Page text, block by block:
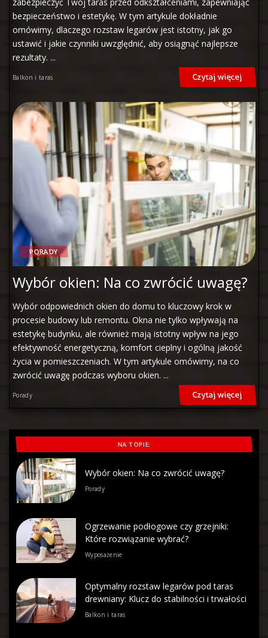
bezpieczeństwo i estetykę. W tym artykule dokładnie
omówimy, dlaczego rozstaw legarów jest istotny, jak go
ustawić i jakie czynniki uwzględnić, aby osiągnąć najlepsze
rezultaty. ...
Balkon i taras Czytaj więcej
PORADY
Wybór okien: Na co zwrócić uwagę?
Wybór odpowiednich okien do domu to kluczowy krok w
procesie budowy lub remontu. Okna nie tylko wpływają na
estetykę budynku, ale również mają istotny wpływ na jego
efektywność energetyczną, komfort cieplny i ogólną jakość
życia w pomieszczeniach. W tym artykule omówimy, na co
zwrócić uwagę podczas wyboru okien. ...
Porady Czytaj więcej
NA TOPIE:
Wybór okien: Na co zwrócić uwagę?
Porady
Ogrzewanie podłogowe czy grzejniki:
Które rozwiązanie wybrać?
Wyposażenie
Optymalny rozstaw legarów pod taras
drewniany: Klucz do stabilności i trwałości
Balkon i taras